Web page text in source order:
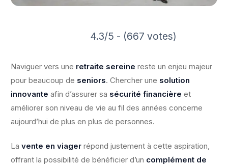
4.3/5 - (667 votes)
Naviguer vers une retraite sereine reste un enjeu majeur
pour beaucoup de seniors. Chercher une solution
innovante afin d’assurer sa sécurité financière et
améliorer son niveau de vie au fil des années concerne
aujourd’hui de plus en plus de personnes.
La vente en viager répond justement à cette aspiration,
offrant la possibilité de bénéficier d’un complément de